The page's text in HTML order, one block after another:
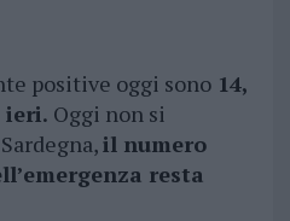
positive oggi sono14,
ieri. Oggi non si
il numero
resta